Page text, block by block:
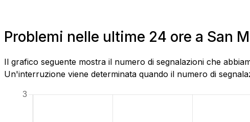
Problemi nelle ultime 24 ore a San
Il grafico seguente mostra il numero di segnalazioni che
Un'interruzione viene determinata quando il numero di